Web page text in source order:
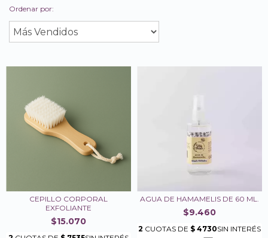
Ordenar por:
CEPILLO CORPORAL
EXFOLIANTE
$15.070
AGUA DE HAMAMELIS DE 60 ML.
$9.460